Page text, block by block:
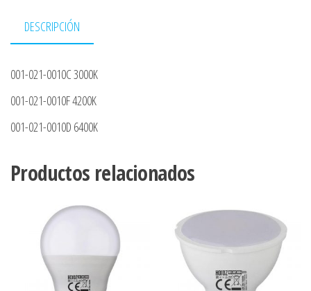
DESCRIPCIÓN
001-021-0010C 3000K
001-021-0010F 4200K
001-021-0010D 6400K
Productos relacionados